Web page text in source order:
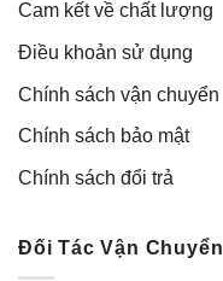
Cam kết về chất lượng
Điều khoản sử dụng
Chính sách vận chuyển
Chính sách bảo mật
Chính sách đổi trả
Đối Tác Vận Chuyển